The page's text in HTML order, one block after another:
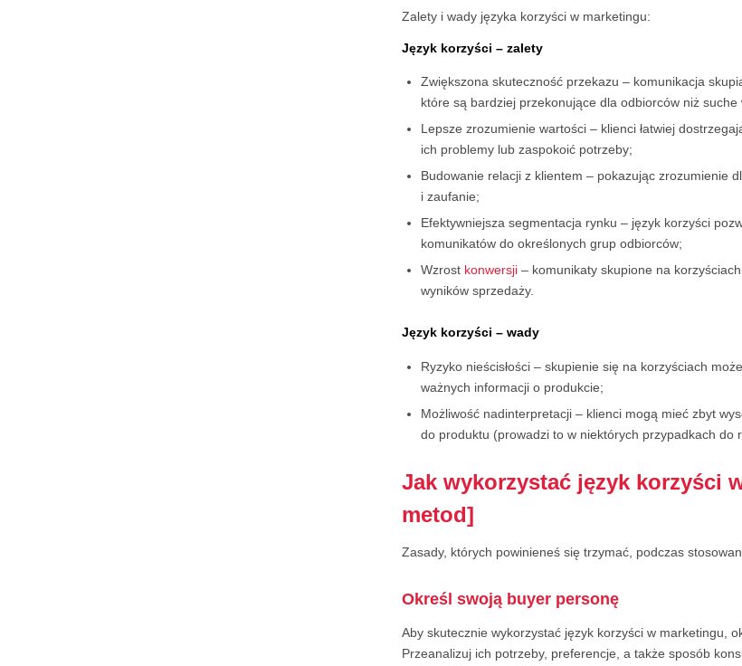
Zalety i wady języka korzyści w marketingu:
Język korzyści – zalety
Zwiększona skuteczność przekazu – komunikacja
które są bardziej przekonujące dla odbiorców niż
Lepsze zrozumienie wartości – klienci łatwiej
ich problemy lub zaspokoić potrzeby;
Budowanie relacji z klientem – pokazując zrozumienie
i zaufanie;
Efektywniejsza segmentacja rynku – język korzyści
komunikatów do określonych grup odbiorców;
Wzrost konwersji– komunikaty skupione na
wyników sprzedaży.
Język korzyści – wady
Ryzyko nieścisłości – skupienie się na korzyściach
ważnych informacji o produkcie;
Możliwość nadinterpretacji – klienci mogą mieć zbyt
do produktu (prowadzi to w niektórych przypadkach do
Jak wykorzystać język korzyści
metod]
Zasady, których powinieneś się trzymać, podczas
Określ swoją buyer personę
Aby skutecznie wykorzystać język korzyści w marketingu,
Przeanalizuj ich potrzeby, preferencje, a także sposób